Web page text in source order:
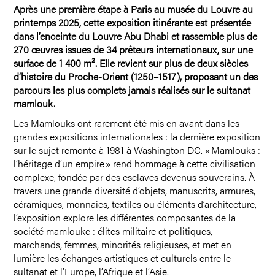
Après une première étape à Paris au musée du Louvre au
printemps 2025, cette exposition itinérante est présentée
dans l’enceinte du Louvre Abu Dhabi et rassemble plus de
270 œuvres issues de 34 prêteurs internationaux, sur une
surface de 1 400 m². Elle revient sur plus de deux siècles
d’histoire du Proche-Orient (1250–1517), proposant un des
parcours les plus complets jamais réalisés sur le sultanat
mamlouk.
Les Mamlouks ont rarement été mis en avant dans les
grandes expositions internationales : la dernière exposition
sur le sujet remonte à 1981 à Washington DC. « Mamlouks :
l’héritage d’un empire » rend hommage à cette civilisation
complexe, fondée par des esclaves devenus souverains. À
travers une grande diversité d’objets, manuscrits, armures,
céramiques, monnaies, textiles ou éléments d’architecture,
l’exposition explore les différentes composantes de la
société mamlouke : élites militaire et politiques,
marchands, femmes, minorités religieuses, et met en
lumière les échanges artistiques et culturels entre le
sultanat et l’Europe, l’Afrique et l’Asie.